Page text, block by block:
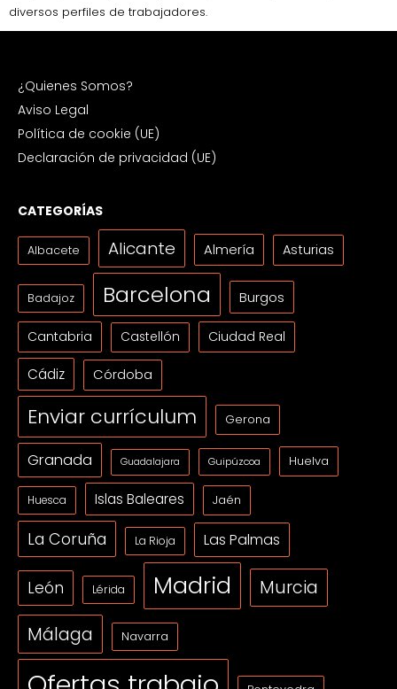
diversos perfiles de trabajadores.
¿Quienes Somos?
Aviso Legal
Política de cookie (UE)
Declaración de privacidad (UE)
CATEGORÍAS
Albacete Alicante Almería Asturias
Badajoz Barcelona Burgos
Cantabria Castellón Ciudad Real
Cádiz Córdoba
Enviar currículum Gerona
Granada Guadalajara Guipúzcoa Huelva
Huesca Islas Baleares Jaén
La Coruña La Rioja Las Palmas
León Lérida Madrid Murcia
Málaga Navarra